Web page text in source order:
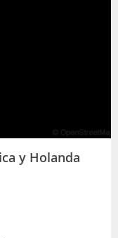
y Holanda